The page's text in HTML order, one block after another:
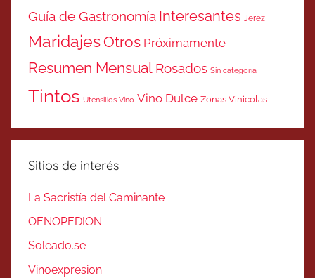
Guía de Gastronomía Interesantes Jerez
MaridajesOtros Próximamente
Resumen Mensual Rosados Sin categoría
Tintos Utensilios Vino Vino Dulce Zonas Vinicolas
Sitios de interés
La Sacristía del Caminante
OENOPEDION
Soleado.se
Vinoexpresion